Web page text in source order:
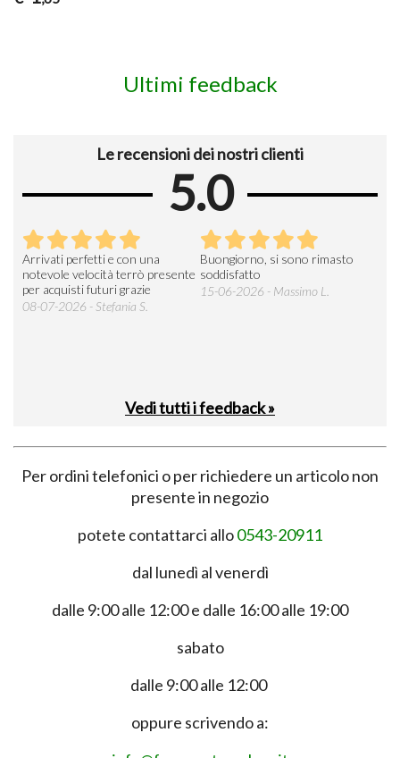
Ultimi feedback
Le recensioni dei nostri clienti
5.0
Arrivati perfetti e con una
notevole velocità terrò presente
per acquisti futuri grazie
08-07-2026 - Stefania S.
Buongiorno, si sono rimasto
soddisfatto
15-06-2026 - Massimo L.
Vedi tutti i feedback »
Per ordini telefonici o per richiedere un articolo non
presente in negozio
potete contattarci allo0543-20911
dal lunedì al venerdì
dalle 9:00 alle 12:00 e dalle 16:00 alle 19:00
sabato
dalle 9:00 alle 12:00
oppure scrivendo a: